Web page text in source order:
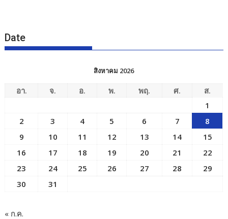
Date
สิงหาคม 2026
อา. จ. อ. พ. พฤ. ศ.
ส.
1
2
3 4 5 6 7
8
9
10 11 12 13 14
15
16
17 18 19 20 21
22
23
24 25 26 27 28
29
30
31
« ก.ค.